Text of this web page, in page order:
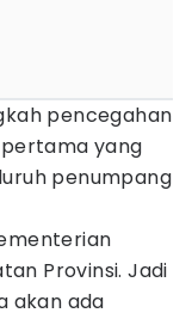
pencegahan
yang
penumpang
Provinsi. Jadi
akan ada